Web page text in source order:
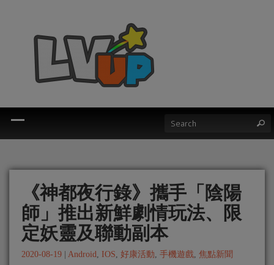
《神都夜行錄》攜手「陰陽
師」推出新鮮劇情玩法、限
定妖靈及聯動副本
2020-08-19 Android, IOS, 好康活動, 手機遊戲, 焦點新聞